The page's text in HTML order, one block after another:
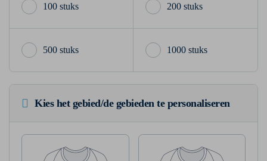
100 stuks 200 stuks
500 stuks 1000 stuks
Kies het gebied/de gebieden te personaliseren